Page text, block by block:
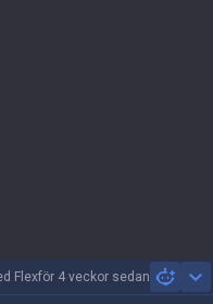
Flexför 4 veckor sedan